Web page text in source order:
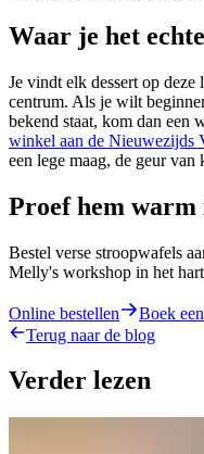
Waar je het
Je vindt elk dessert op
centrum. Als je wilt
bekend staat, kom dan een
winkel aan de Nieuwezijds
een lege maag, de geur van
Proef hem
Bestel verse stroopwafels
Melly's workshop in het
Online bestellen
Boek
Terug naar de blog
Verder lezen